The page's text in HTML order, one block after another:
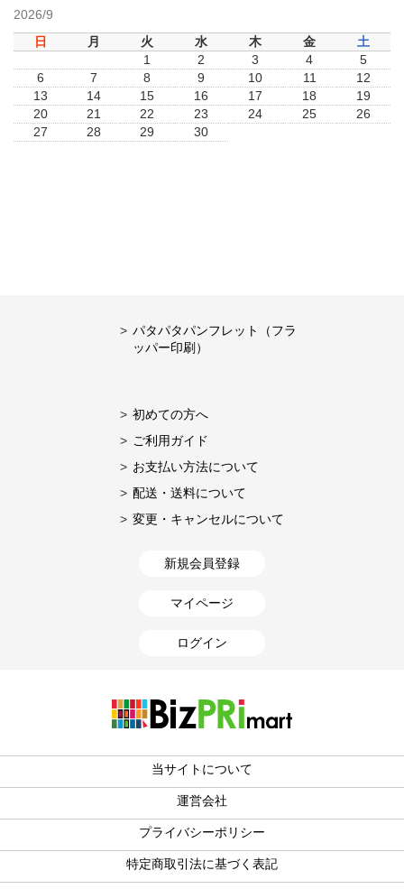
2026/9
日
月 火 水 木 金
土
1
2 3 4
5
6
7 8 9 10 11
12
13
14 15 16 17 18
19
20
21 22 23 24 25
26
27
28 29 30
パタパタパンフレット（フラ
ッパー印刷）
初めての方へ
ご利用ガイド
お支払い方法について
配送・送料について
変更・キャンセルについて
新規会員登録
マイページ
ログイン
当サイトについて
運営会社
プライバシーポリシー
特定商取引法に基づく表記